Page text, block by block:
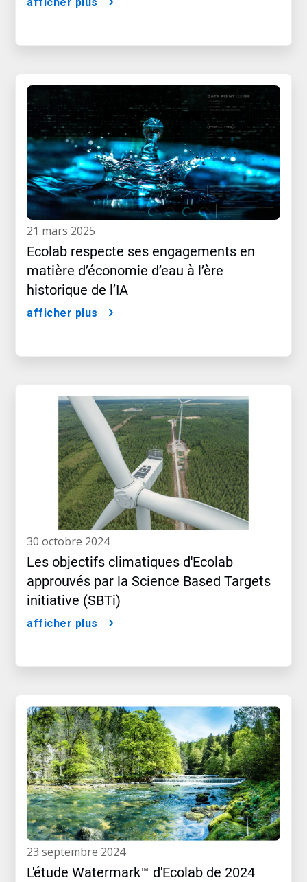
afficher plus
21 mars 2025
Ecolab respecte ses engagements en
matière d’économie d’eau à l’ère
historique de l’IA
afficher plus
30 octobre 2024
Les objectifs climatiques d'Ecolab
approuvés par la Science Based Targets
initiative (SBTi)
afficher plus
23 septembre 2024
L'étude Watermark™​​​​​​​ d'Ecolab de 2024